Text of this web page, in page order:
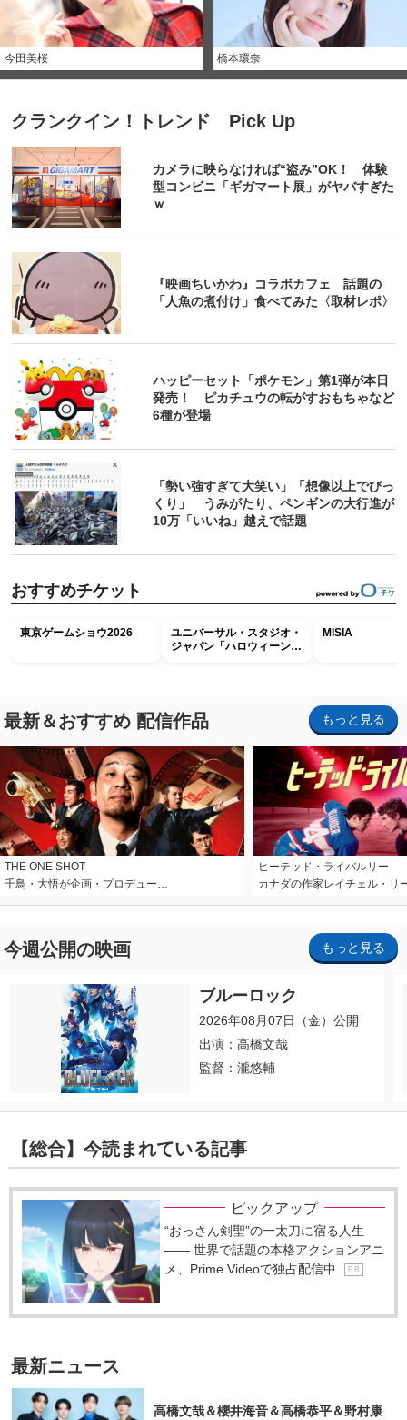
今田美桜 橋本環奈
クランクイン！トレンド Pick Up
カメラに映らなければ“盗み”OK！ 体験
型コンビニ「ギガマート展」がヤバすぎた
ｗ
『映画ちいかわ』コラボカフェ 話題の
「人魚の煮付け」食べてみた〈取材レポ〉
ハッピーセット「ポケモン」第1弾が本日
発売！ ピカチュウの転がすおもちゃなど
6種が登場
「勢い強すぎて大笑い」「想像以上でびっ
くり」 うみがたり、ペンギンの大行進が
10万「いいね」越えで話題
おすすめチケット
東京ゲームショウ2026
ユニバーサル・スタジオ・
ジャパン「ハロウィーン・
MISIA
最新＆おすすめ 配信作品 もっと見る
THE ONE SHOT
千鳥・大悟が企画・プロデュー…
ヒーテッド・ライバルリー
カナダの作家レイチェル・リ
今週公開の映画 もっと見る
ブルーロック
2026年08月07日（金）公開
出演：高橋文哉
監督：瀧悠輔
【総合】今読まれている記事
ピックアップ
“おっさん剣聖”の一太刀に宿る人生
―― 世界で話題の本格アクションアニ
メ、Prime Videoで独占配信中
P R
最新ニュース
高橋文哉＆櫻井海音＆高橋恭平＆野村康